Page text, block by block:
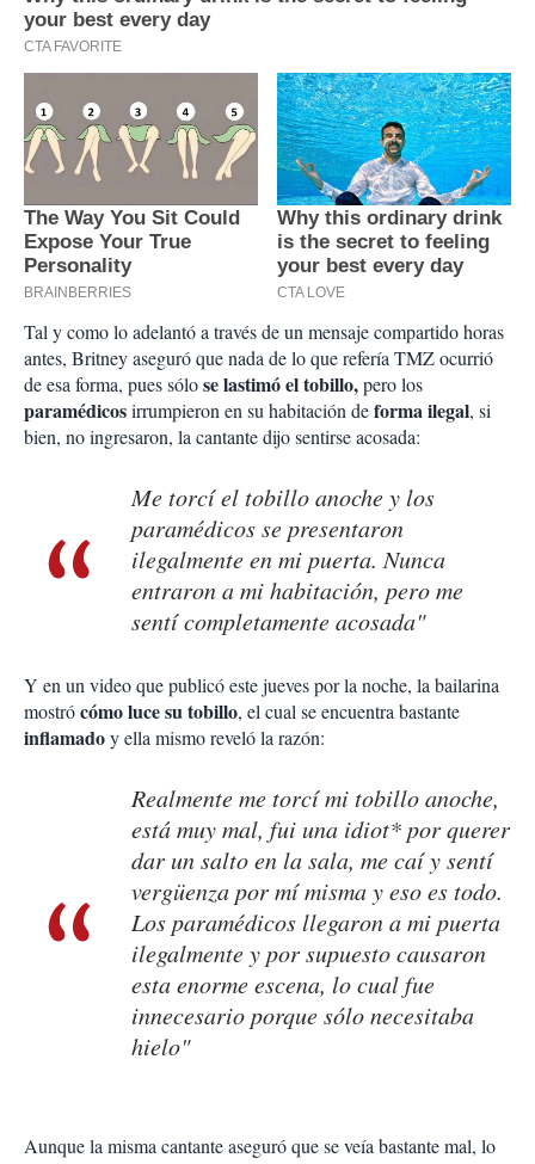
Tal y como lo adelantó a través de un mensaje compartido horas
antes, Britney aseguró que nada de lo que refería TMZ ocurrió
de esa forma, pues sólose lastimó el tobillo,pero los
paramédicosirrumpieron en su habitación deforma ilegal, si
bien, no ingresaron, la cantante dijo sentirse acosada:
Me torcí el tobillo anoche y los
paramédicos se presentaron
ilegalmente en mi puerta. Nunca
entraron a mi habitación, pero me
sentí completamente acosada"
Y en un video que publicó este jueves por la noche, la bailarina
mostrócómo luce su tobillo, el cual se encuentra bastante
inflamadoy ella mismo reveló la razón:
Realmente me torcí mi tobillo anoche,
está muy mal, fui una idiot* por querer
dar un salto en la sala, me caí y sentí
vergüenza por mí misma y eso es todo.
Los paramédicos llegaron a mi puerta
ilegalmente y por supuesto causaron
esta enorme escena, lo cual fue
innecesario porque sólo necesitaba
hielo"
Aunque la misma cantante aseguró que se veía bastante mal, lo